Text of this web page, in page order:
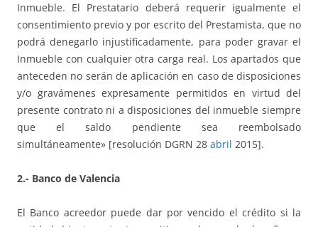
Inmueble. El Prestatario deberá requerir igualmente el
consentimiento previo y por escrito del Prestamista, que no
podrá denegarlo injustificadamente, para poder gravar el
Inmueble con cualquier otra carga real. Los apartados que
anteceden no serán de aplicación en caso de disposiciones
y/o gravámenes expresamente permitidos en virtud del
presente contrato ni a disposiciones del inmueble siempre
que el saldo pendiente sea reembolsado
simultáneamente» [resolución DGRN 28 abril 2015].
2.- Banco de Valencia
El Banco acreedor puede dar por vencido el crédito si la